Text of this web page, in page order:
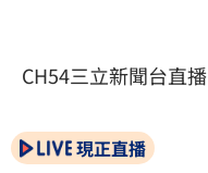
CH54三立新聞台直播
現正直播